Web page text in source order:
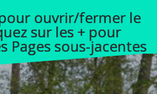
ouvrir/fermer le
sur les + pour
Pages sous-jacentes